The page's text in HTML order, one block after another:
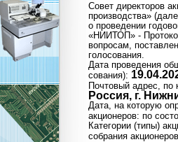
Совет директоров
производства»
о проведении
«НИИТОП» -
вопросам,
голосования.
Дата проведения
сования):
Почтовый адрес, по
Россия, г.
Дата, на которую
акционеров: по
Категории (типы)
собрания